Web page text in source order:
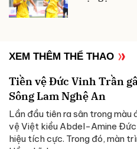
XEM THÊM THỂ THAO
Tiền vệ Đức Vinh Trần
Sông Lam Nghệ An
Lần đầu tiên ra sân trong màu
vệ Việt kiều Abdel-Amine Đức
hiệu tích cực. Trong đó, màn